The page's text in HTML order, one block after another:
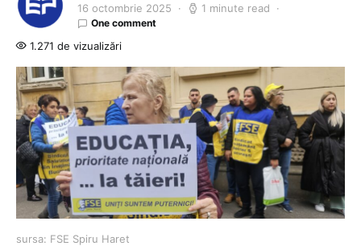
16 octombrie 2025 1 minute read
One comment
1.271 de vizualizări
sursa: FSE Spiru Haret